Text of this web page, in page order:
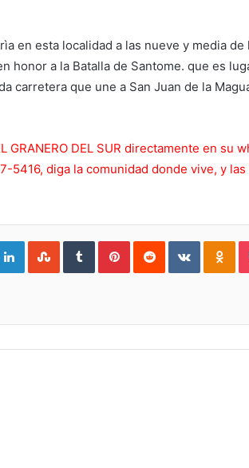
en esta localidad a las nueve y media de
honor a la Batalla de Santome. que es
carretera que une a San Juan de la
DEL SUR directamente en su
5416, diga la comunidad donde vive, y
LinkedInStumbleUpon
TumblrPinterestReddit